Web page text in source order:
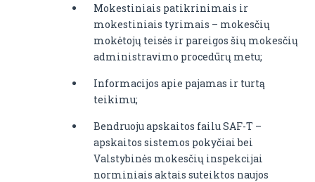
Mokestiniais patikrinimais ir
mokestiniais tyrimais – mokesčių
mokėtojų teisės ir pareigos šių mokesčių
administravimo procedūrų metu;
Informacijos apie pajamas ir turtą
teikimu;
Bendruoju apskaitos failu SAF-T –
apskaitos sistemos pokyčiai bei
Valstybinės mokesčių inspekcijai
norminiais aktais suteiktos naujos